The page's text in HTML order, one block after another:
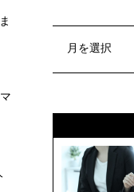
月を選択